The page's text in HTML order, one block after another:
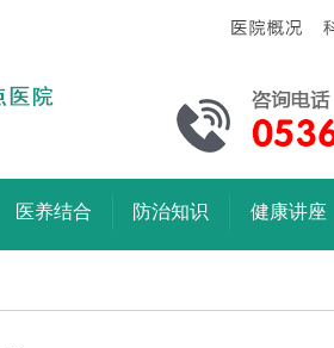
医养结合 防治知识 健康讲座